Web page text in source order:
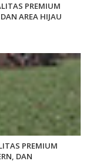
PREMIUM
AREA HIJAU
PREMIUM
DAN